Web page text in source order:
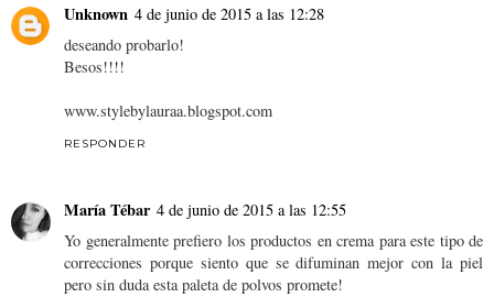
Unknown 4 de junio de 2015 a las 12:28
deseando probarlo!
Besos!!!!
www.stylebylauraa.blogspot.com
RESPONDER
María Tébar 4 de junio de 2015 a las 12:55
Yo generalmente prefiero los productos en crema para este tipo de
correcciones porque siento que se difuminan mejor con la piel
pero sin duda esta paleta de polvos promete!